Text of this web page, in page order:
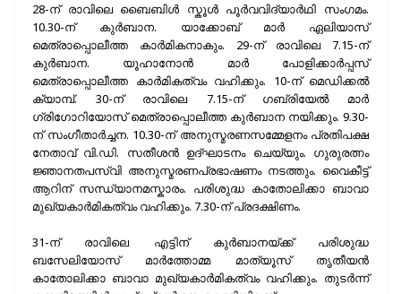
28-ന് രാവിലെ ബൈബിൾ സ്കൂൾ പൂർവവിദ്യാർഥി സംഗമം.
10.30-ന് കുർബാന. യാക്കോബ് മാർ ഏലിയാസ്
മെത്രാപ്പൊലീത്ത കാർമികനാകും. 29-ന് രാവിലെ 7.15-ന്
കുർബാന. യൂഹാനോൻ മാർ പോളിക്കാർപ്പസ്
മെത്രാപ്പൊലീത്ത കാർമികത്വം വഹിക്കും. 10-ന് മെഡിക്കൽ
ക്യാമ്പ്. 30-ന് രാവിലെ 7.15-ന് ഗബ്രിയേൽ മാർ
ഗ്രിഗോറിയോസ് മെത്രാപ്പൊലീത്ത കുർബാന നയിക്കും. 9.30-
ന് സംഗീതാർച്ചന. 10.30-ന് അനുസ്മരണസമ്മേളനം പ്രതിപക്ഷ
നേതാവ് വി.ഡി. സതീശൻ ഉദ്ഘാടനം ചെയ്യും. ഗുരുരത്നം
ജ്ഞാനതപസ്വി അനുസ്മരണപ്രഭാഷണം നടത്തും. വൈകീട്ട്
ആറിന് സന്ധ്യാനമസ്കാരം. പരിശുദ്ധ കാതോലിക്കാ ബാവാ
മുഖ്യകാർമികത്വം വഹിക്കും. 7.30-ന് പ്രദക്ഷിണം.
31-ന് രാവിലെ എട്ടിന് കുർബാനയ്ക്ക് പരിശുദ്ധ
ബസേലിയോസ് മാർത്തോമ്മ മാത്യൂസ് തൃതീയൻ
കാതോലിക്കാ ബാവാ മുഖ്യകാർമികത്വം വഹിക്കും. തുടർന്ന്